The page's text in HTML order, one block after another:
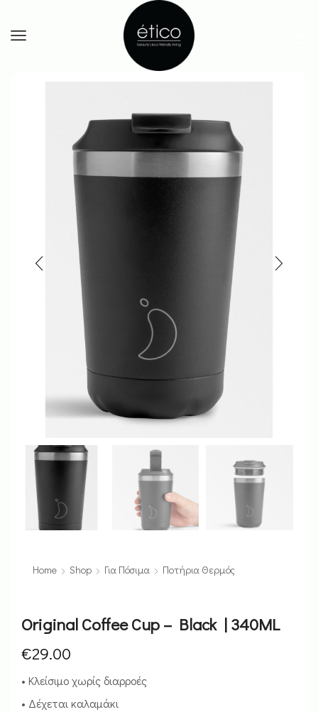
Home Shop Για Πόσιμα Ποτήρια Θερμός
Original Coffee Cup – Black | 340ML
€29.00
• Κλείσιμο χωρίς διαρροές
• Δέχεται καλαμάκι